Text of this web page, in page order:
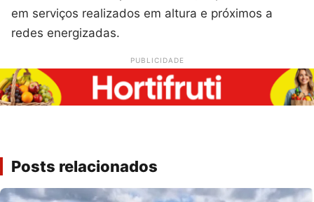
em serviços realizados em altura e próximos a
redes energizadas.
PUBLICIDADE
Posts relacionados